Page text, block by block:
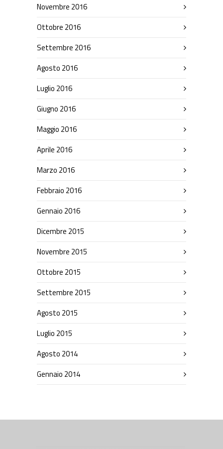
Novembre 2016
Ottobre 2016
Settembre 2016
Agosto 2016
Luglio 2016
Giugno 2016
Maggio 2016
Aprile 2016
Marzo 2016
Febbraio 2016
Gennaio 2016
Dicembre 2015
Novembre 2015
Ottobre 2015
Settembre 2015
Agosto 2015
Luglio 2015
Agosto 2014
Gennaio 2014